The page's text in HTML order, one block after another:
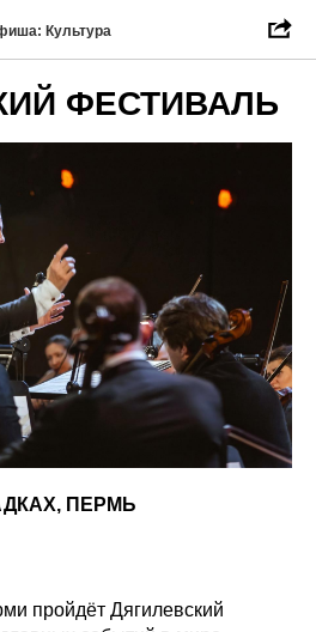
Культура
ФЕСТИВАЛЬ
ПЕРМЬ
пройдёт Дягилевский